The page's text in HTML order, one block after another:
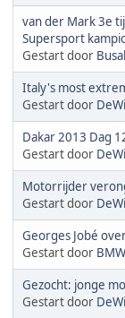
van der Mark 3e
Supersport
Gestart door
Italy's most
Gestart door
Dakar 2013 Dag
Gestart door
Motorrijder
Gestart door
Georges Jobé
Gestart door
Gezocht: jonge
Gestart door